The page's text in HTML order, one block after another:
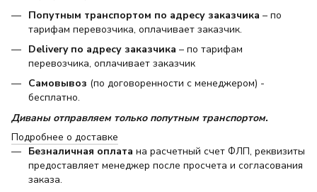
Попутным транспортом по адресу заказчика – по
тарифам перевозчика, оплачивает заказчик.
Delivery по адресу заказчика – по тарифам
перевозчика, оплачивает заказчик
Самовывоз (по договоренности с менеджером) -
бесплатно.
Диваны отправляем только попутным транспортом.
Подробнее о доставке
Безналичная оплата на расчетный счет ФЛП, реквизиты
предоставляет менеджер после просчета и согласования
заказа.